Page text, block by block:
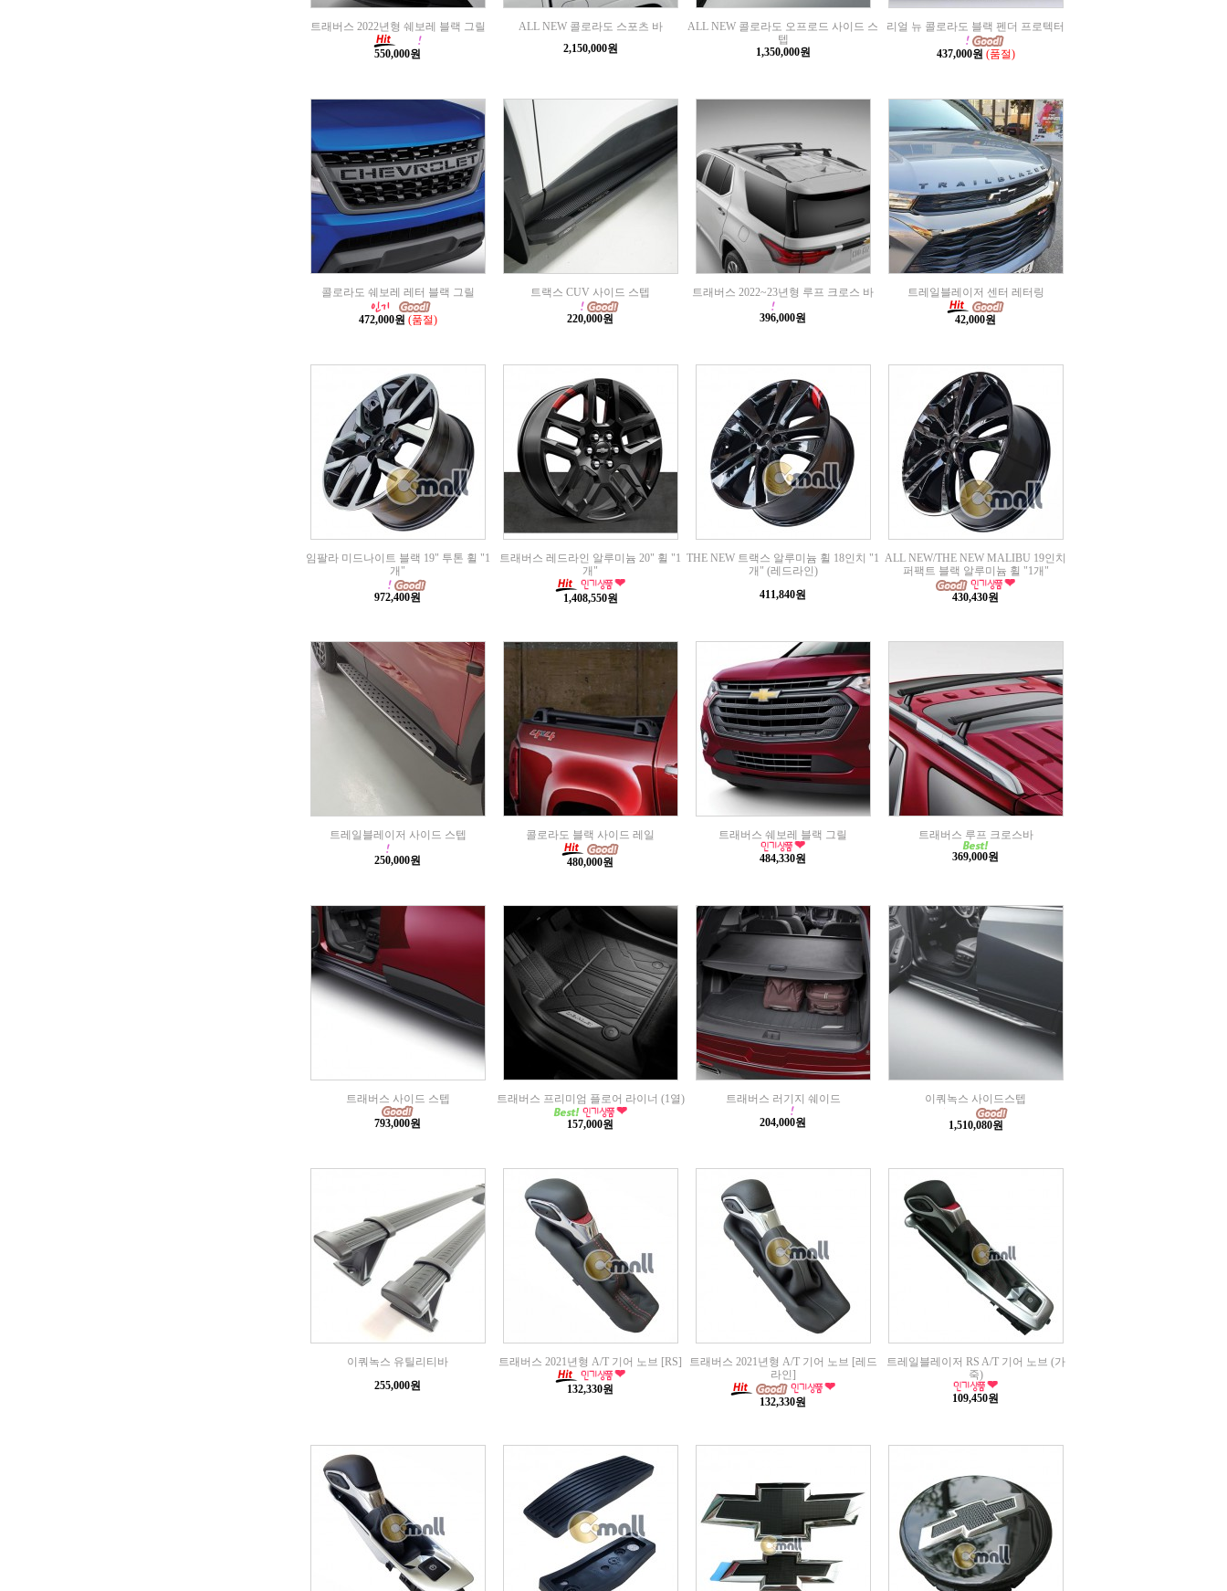
트래버스 2022년형 쉐보레 블랙 그릴
550,000원
ALL NEW 콜로라도 스포츠 바
2,150,000원
ALL NEW 콜로라도 오프로드 사이드 스
텝
1,350,000원
리얼 뉴 콜로라도 블랙 펜더 프로텍터
437,000원 (품절)
콜로라도 쉐보레 레터 블랙 그릴
472,000원 (품절)
트랙스 CUV 사이드 스텝
220,000원
트래버스 2022~23년형 루프 크로스 바
396,000원
트레일블레이저 센터 레터링
42,000원
임팔라 미드나이트 블랙 19" 투톤 휠 "1
개"
972,400원
트래버스 레드라인 알루미늄 20" 휠 "1
개"
1,408,550원
THE NEW 트랙스 알루미늄 휠 18인치 "1
개" (레드라인)
411,840원
ALL NEW/THE NEW MALIBU 19인치
퍼팩트 블랙 알루미늄 휠 "1개"
430,430원
트레일블레이저 사이드 스텝
250,000원
콜로라도 블랙 사이드 레일
480,000원
트래버스 쉐보레 블랙 그릴
484,330원
트래버스 루프 크로스바
369,000원
트래버스 사이드 스텝
793,000원
트래버스 프리미엄 플로어 라이너 (1열)
157,000원
트래버스 러기지 쉐이드
204,000원
이쿼녹스 사이드스텝
1,510,080원
이쿼녹스 유틸리티바
255,000원
트래버스 2021년형 A/T 기어 노브 [RS]
132,330원
트래버스 2021년형 A/T 기어 노브 [레드
라인]
132,330원
트레일블레이저 RS A/T 기어 노브 (가
죽)
109,450원